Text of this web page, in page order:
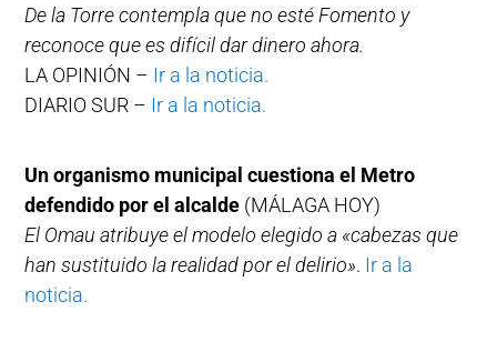
De la Torre contempla que no esté Fomento y
reconoce que es difícil dar dinero ahora.
LA OPINIÓN – Ir a la noticia.
DIARIO SUR – Ir a la noticia.
Un organismo municipal cuestiona el Metro
defendido por el alcalde (MÁLAGA HOY)
El Omau atribuye el modelo elegido a «cabezas que
han sustituido la realidad por el delirio». Ir a la
noticia.